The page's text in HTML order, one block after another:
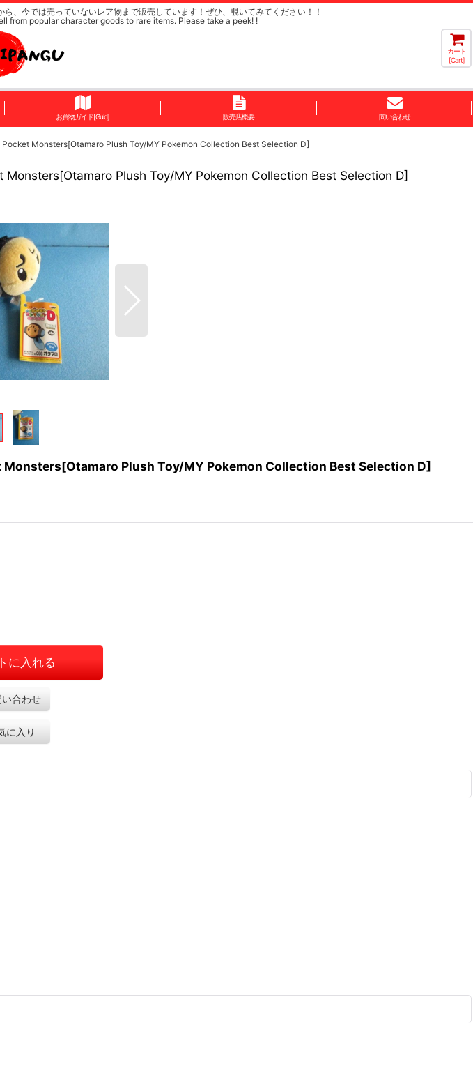
、今では売っていないレア物まで販売しています！ぜひ、覗いてみてください！！
from popular character goods to rare items. Please take a peek! !
カート
[Cart]
お買物ガイド[Guid] 販売店概要 問い合わせ
Monsters[Otamaro Plush Toy/MY Pokemon Collection Best Selection D]
Plush Toy/MY Pokemon Collection Best Selection D]
Monsters[Otamaro Plush Toy/MY Pokemon Collection Best Selection D]
に入れる
い合わせ
に入り